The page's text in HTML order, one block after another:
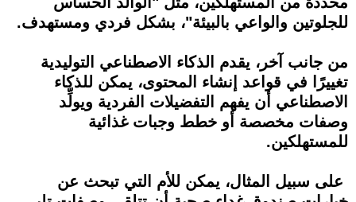
للجلوتين والواعي بالبيئة"، بشكل فردي ومستهدف.
من جانب آخر، يقدم الذكاء الاصطناعي التوليدية
تغييرًا في قواعد إنشاء المحتوى، يمكن للذكاء
الاصطناعي أن يفهم التفضيلات الفردية ويولِّد
وصفات مخصصة أو خطط وجبات غذائية
للمستهلكين.
على سبيل المثال، يمكن للأم التي تبحث عن